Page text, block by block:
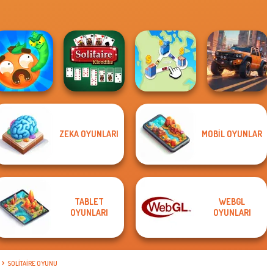
Worm Out: Brain
Teaser Games
Solitaire
State Connect
ZEKA OYUNLARI MOBIL OYUNLAR
TABLET
OYUNLARI
WEBGL
OYUNLARI
SOLITAIRE OYUNU